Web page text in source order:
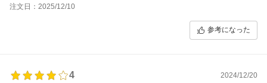
注文日：2025/12/10
参考になった
4
2024/12/20